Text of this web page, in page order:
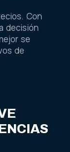
Con
decisión
se
de